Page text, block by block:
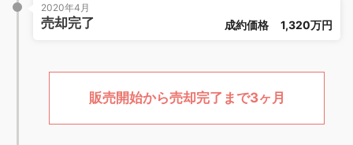
2020年4月
売却完了 成約価格 1,320万円
販売開始から売却完了まで3ヶ月